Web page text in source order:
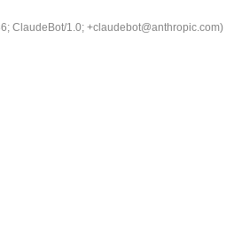
ClaudeBot/1.0; +claudebot@anthropic.com)